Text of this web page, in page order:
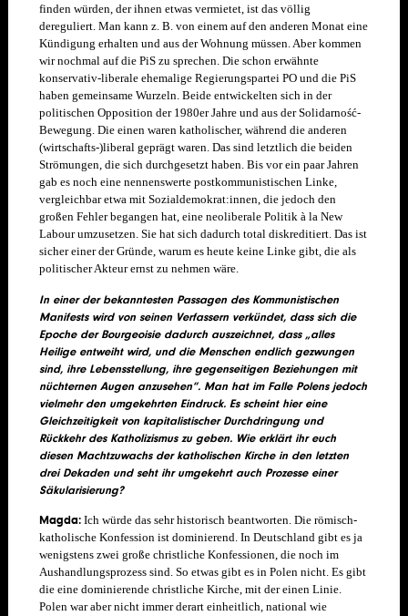
finden würden, der ihnen etwas vermietet, ist das völlig
dereguliert. Man kann z. B. von einem auf den anderen Monat eine
Kündigung erhalten und aus der Wohnung müssen. Aber kommen
wir nochmal auf die PiS zu sprechen. Die schon erwähnte
konservativ-liberale ehemalige Regierungspartei PO und die PiS
haben gemeinsame Wurzeln. Beide entwickelten sich in der
politischen Opposition der 1980er Jahre und aus der Solidarność-
Bewegung. Die einen waren katholischer, während die anderen
(wirtschafts-)liberal geprägt waren. Das sind letztlich die beiden
Strömungen, die sich durchgesetzt haben. Bis vor ein paar Jahren
gab es noch eine nennenswerte postkommunistischen Linke,
vergleichbar etwa mit Sozialdemokrat:innen, die jedoch den
großen Fehler begangen hat, eine neoliberale Politik à la New
Labour umzusetzen. Sie hat sich dadurch total diskreditiert. Das ist
sicher einer der Gründe, warum es heute keine Linke gibt, die als
politischer Akteur ernst zu nehmen wäre.
In einer der bekanntesten Passagen des Kommunistischen
Manifests wird von seinen Verfassern verkündet, dass sich die
Epoche der Bourgeoisie dadurch auszeichnet, dass „alles
Heilige entweiht wird, und die Menschen endlich gezwungen
sind, ihre Lebensstellung, ihre gegenseitigen Beziehungen mit
nüchternen Augen anzusehen“. Man hat im Falle Polens jedoch
vielmehr den umgekehrten Eindruck. Es scheint hier eine
Gleichzeitigkeit von kapitalistischer Durchdringung und
Rückkehr des Katholizismus zu geben. Wie erklärt ihr euch
diesen Machtzuwachs der katholischen Kirche in den letzten
drei Dekaden und seht ihr umgekehrt auch Prozesse einer
Säkularisierung?
Magda: Ich würde das sehr historisch beantworten. Die römisch-
katholische Konfession ist dominierend. In Deutschland gibt es ja
wenigstens zwei große christliche Konfessionen, die noch im
Aushandlungsprozess sind. So etwas gibt es in Polen nicht. Es gibt
die eine dominierende christliche Kirche, mit der einen Linie.
Polen war aber nicht immer derart einheitlich, national wie